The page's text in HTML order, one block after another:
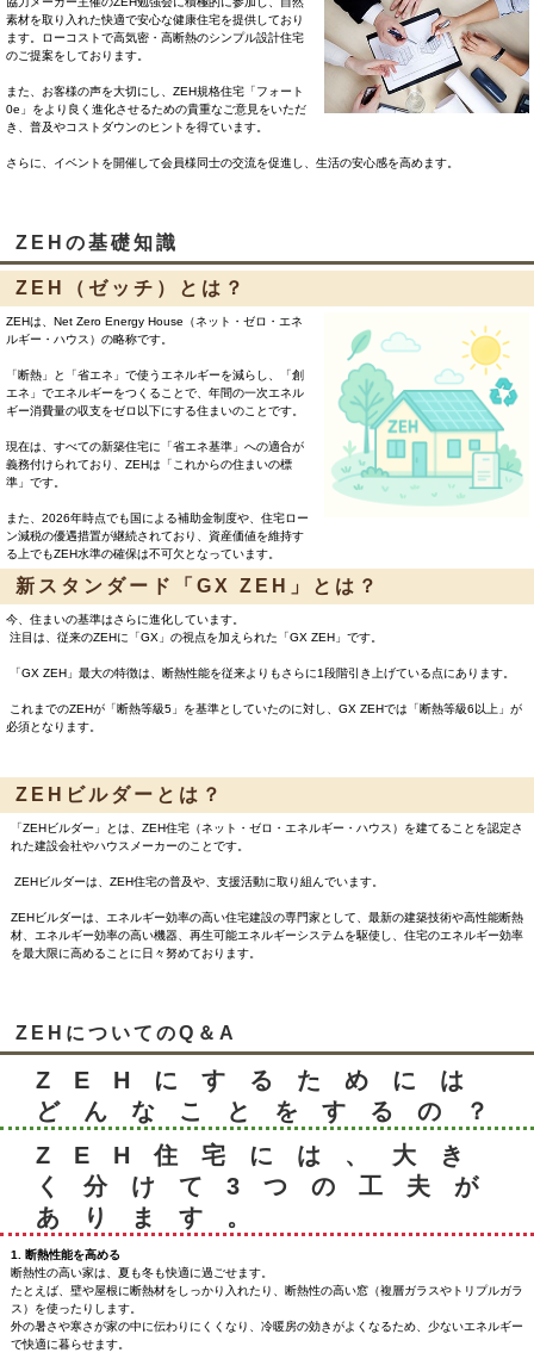
素材を取り入れた快適で安心な健康住宅を提供しており
ます。ローコストで高気密・高断熱のシンプル設計住宅
のご提案をしております。
また、お客様の声を大切にし、ZEH規格住宅「フォート
0e」をより良く進化させるための貴重なご意見をいただ
き、普及やコストダウンのヒントを得ています。
さらに、イベントを開催して会員様同士の交流を促進し、生活の安心感を高めます。
ZEHの基礎知識
ZEH（ゼッチ）とは？
ZEHは、Net Zero Energy House（ネット・ゼロ・エネ
ルギー・ハウス）の略称です。
「断熱」と「省エネ」で使うエネルギーを減らし、「創
エネ」でエネルギーをつくることで、年間の一次エネル
ギー消費量の収支をゼロ以下にする住まいのことです。
現在は、すべての新築住宅に「省エネ基準」への適合が
義務付けられており、ZEHは「これからの住まいの標
準」です。
また、2026年時点でも国による補助金制度や、住宅ロー
ン減税の優遇措置が継続されており、資産価値を維持す
る上でもZEH水準の確保は不可欠となっています。
新スタンダード「GX ZEH」とは？
今、住まいの基準はさらに進化しています。
注目は、従来のZEHに「GX」の視点を加えられた「GX ZEH」です。
「GX ZEH」最大の特徴は、断熱性能を従来よりもさらに1段階引き上げている点にあります。
これまでのZEHが「断熱等級5」を基準としていたのに対し、GX ZEHでは「断熱等級6以上」が
必須となります。
ZEHビルダーとは？
「ZEHビルダー」とは、ZEH住宅（ネット・ゼロ・エネルギー・ハウス）を建てることを認定さ
れた建設会社やハウスメーカーのことです。
ZEHビルダーは、ZEH住宅の普及や、支援活動に取り組んでいます。
ZEHビルダーは、エネルギー効率の高い住宅建設の専門家として、最新の建築技術や高性能断熱
材、エネルギー効率の高い機器、再生可能エネルギーシステムを駆使し、住宅のエネルギー効率
を最大限に高めることに日々努めております。
ZEHについてのQ＆A
ZEHにするためには
どんなことをするの？
ZEH住宅には、大き
く分けて3つの工夫が
あります。
1. 断熱性能を高める
断熱性の高い家は、夏も冬も快適に過ごせます。
たとえば、壁や屋根に断熱材をしっかり入れたり、断熱性の高い窓（複層ガラスやトリプルガラ
ス）を使ったりします。
外の暑さや寒さが家の中に伝わりにくくなり、冷暖房の効きがよくなるため、少ないエネルギー
で快適に暮らせます。